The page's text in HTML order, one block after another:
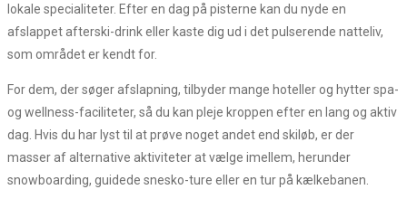
lokale specialiteter. Efter en dag på pisterne kan du nyde en
afslappet afterski-drink eller kaste dig ud i det pulserende natteliv,
som området er kendt for.
For dem, der søger afslapning, tilbyder mange hoteller og hytter spa-
og wellness-faciliteter, så du kan pleje kroppen efter en lang og aktiv
dag. Hvis du har lyst til at prøve noget andet end skiløb, er der
masser af alternative aktiviteter at vælge imellem, herunder
snowboarding, guidede snesko-ture eller en tur på kælkebanen.